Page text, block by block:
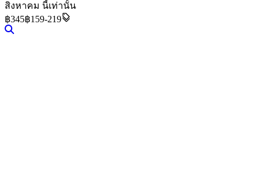
สิงหาคม นี้เท่านั้น
฿345฿159-219